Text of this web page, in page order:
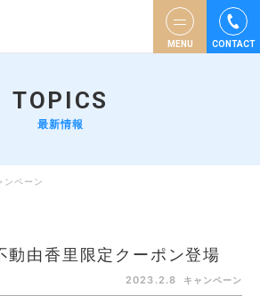
MENU CONTACT
TOPICS
最新情報
ンペーン
動由香里限定クーポン登場
2023.2.8 キャンペーン